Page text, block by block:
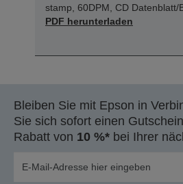
stamp, 60DPM, CD Datenblatt/
PDF herunterladen
Bleiben Sie mit Epson in
Sie sich sofort einen
Rabatt von 10 %* bei Ihrer